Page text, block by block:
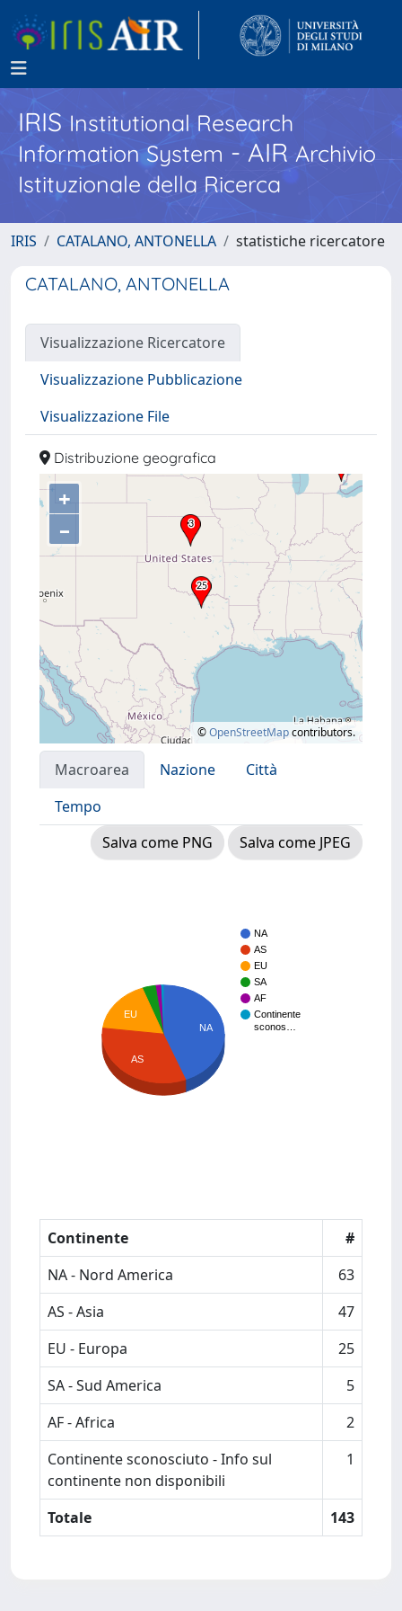
IRISInstitutional Research
Information System - AIR Archivio
Istituzionale della Ricerca
IRIS CATALANO, ANTONELLA statistiche ricercatore
CATALANO, ANTONELLA
Visualizzazione Ricercatore
Visualizzazione Pubblicazione
Visualizzazione File
Distribuzione geografica
+
–
©OpenStreetMapcontributors.
Macroarea Nazione
Città
Tempo
Salva come PNG
Salva come JPEG
NA
AS
EU
SA
AF
Continente
sconos…
NA
EU
AS
Continente
#
NA - Nord America
63
AS - Asia
47
EU - Europa
25
SA - Sud America
5
AF - Africa
2
Continente sconosciuto - Info sul
continente non disponibili
1
Totale 143